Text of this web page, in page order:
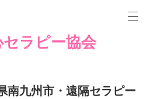
セラピー協会
南九州市・遠隔セラピー